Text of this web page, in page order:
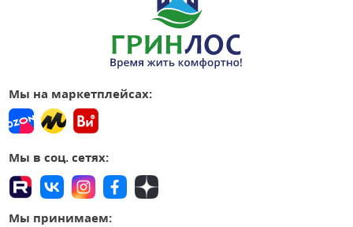
Мы на маркетплейсах:
Мы в соц. сетях:
Мы принимаем: